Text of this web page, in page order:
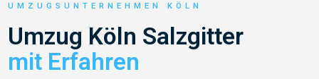
UMZUGSUNTERNEHMEN KÖLN
Umzug Köln Salzgitter
mit Erfahren